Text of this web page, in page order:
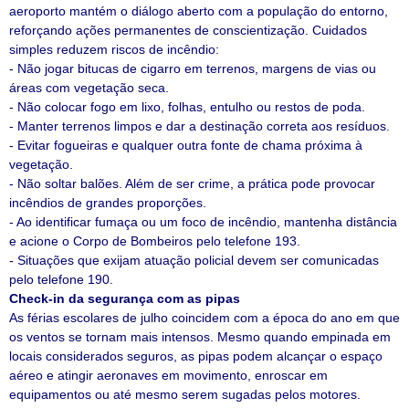
aeroporto mantém o diálogo aberto com a população do entorno,
reforçando ações permanentes de conscientização. Cuidados
simples reduzem riscos de incêndio:
- Não jogar bitucas de cigarro em terrenos, margens de vias ou
áreas com vegetação seca.
- Não colocar fogo em lixo, folhas, entulho ou restos de poda.
- Manter terrenos limpos e dar a destinação correta aos resíduos.
- Evitar fogueiras e qualquer outra fonte de chama próxima à
vegetação.
- Não soltar balões. Além de ser crime, a prática pode provocar
incêndios de grandes proporções.
- Ao identificar fumaça ou um foco de incêndio, mantenha distância
e acione o Corpo de Bombeiros pelo telefone 193.
- Situações que exijam atuação policial devem ser comunicadas
pelo telefone 190.
Check-in da segurança com as pipas
As férias escolares de julho coincidem com a época do ano em que
os ventos se tornam mais intensos. Mesmo quando empinada em
locais considerados seguros, as pipas podem alcançar o espaço
aéreo e atingir aeronaves em movimento, enroscar em
equipamentos ou até mesmo serem sugadas pelos motores.